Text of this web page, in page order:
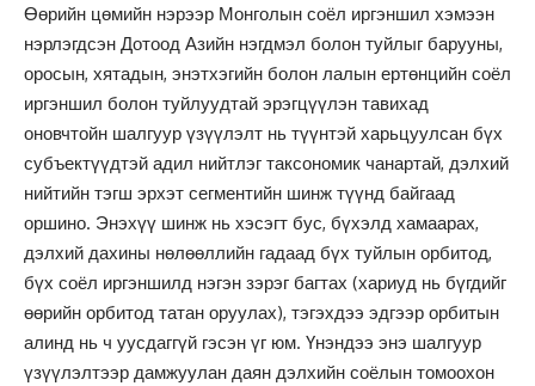
Өөрийн цөмийн нэрээр Монголын соёл иргэншил хэмээн
нэрлэгдсэн Дотоод Азийн нэгдмэл болон туйлыг барууны,
оросын, хятадын, энэтхэгийн болон лалын ертөнцийн соёл
иргэншил болон туйлуудтай эрэгцүүлэн тавихад
оновчтойн шалгуур үзүүлэлт нь түүнтэй харьцуулсан бүх
субъектүүдтэй адил нийтлэг таксономик чанартай, дэлхий
нийтийн тэгш эрхэт сегментийн шинж түүнд байгаад
оршино. Энэхүү шинж нь хэсэгт бус, бүхэлд хамаарах,
дэлхий дахины нөлөөллийн гадаад бүх туйлын орбитод,
бүх соёл иргэншилд нэгэн зэрэг багтах (хариуд нь бүгдийг
өөрийн орбитод татан оруулах), тэгэхдээ эдгээр орбитын
алинд нь ч уусдаггүй гэсэн үг юм. Үнэндээ энэ шалгуур
үзүүлэлтээр дамжуулан даян дэлхийн соёлын томоохон